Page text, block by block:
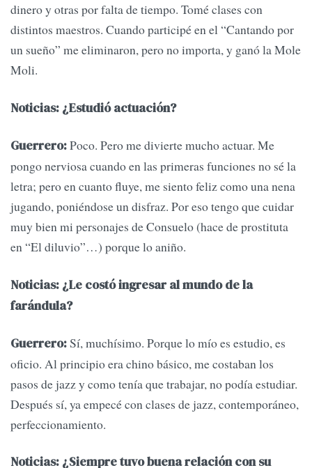
dinero y otras por falta de tiempo. Tomé clases con
distintos maestros. Cuando participé en el “Cantando por
un sueño” me eliminaron, pero no importa, y ganó la Mole
Moli.
Noticias: ¿Estudió actuación?
Guerrero:Poco. Pero me divierte mucho actuar. Me
pongo nerviosa cuando en las primeras funciones no sé la
letra; pero en cuanto fluye, me siento feliz como una nena
jugando, poniéndose un disfraz. Por eso tengo que cuidar
muy bien mi personajes de Consuelo (hace de prostituta
en “El diluvio”…) porque lo aniño.
Noticias: ¿Le costó ingresar al mundo de la
farándula?
Guerrero:Sí, muchísimo. Porque lo mío es estudio, es
oficio. Al principio era chino básico, me costaban los
pasos de jazz y como tenía que trabajar, no podía estudiar.
Después sí, ya empecé con clases de jazz, contemporáneo,
perfeccionamiento.
Noticias: ¿Siempre tuvo buena relación con su